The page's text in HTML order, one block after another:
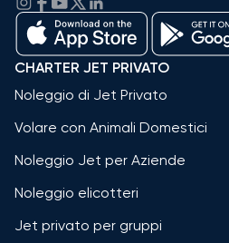
CHARTER JET PRIVATO
Noleggio di Jet Privato
Volare con Animali Domestici
Noleggio Jet per Aziende
Noleggio elicotteri
Jet privato per gruppi